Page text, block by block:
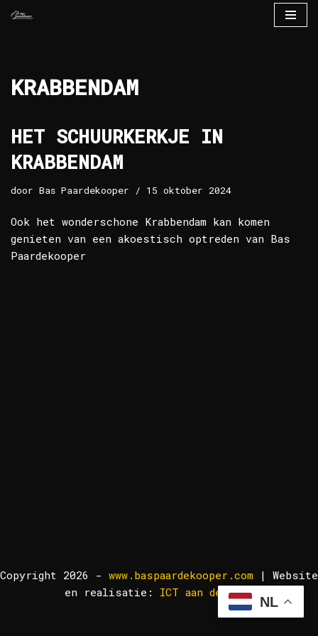
inhoud
KRABBENDAM
HET SCHUURKERKJE IN
KRABBENDAM
door Bas Paardekooper 15 oktober 2024
Ook het wonderschone Krabbendam kan komen
genieten van een akoestisch optreden van Bas
Paardekooper
Copyright 2026 - www.baspaardekooper.com | Website
en realisatie: ICT aan de Lek!
NL